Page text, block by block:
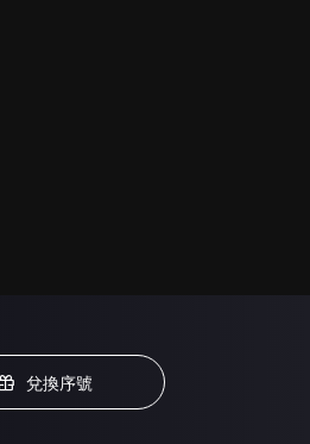
兌換序號